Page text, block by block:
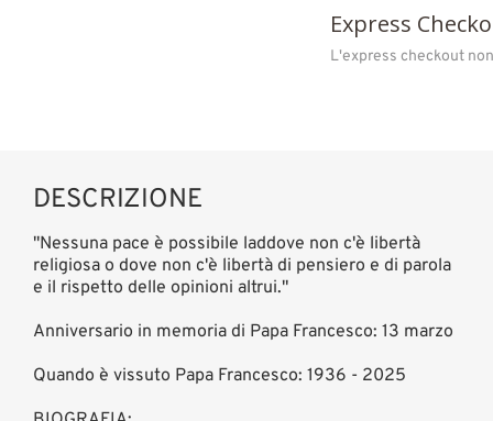
Express
L'express checkout
DESCRIZIONE
"Nessuna pace è possibile laddove non c'è libertà
religiosa o dove non c'è libertà di pensiero e di parola
e il rispetto delle opinioni altrui."
Anniversario in memoria di Papa Francesco: 13 marzo
Quando è vissuto Papa Francesco: 1936 - 2025